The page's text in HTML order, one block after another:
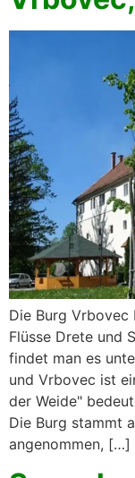
Die Burg Vrbovec
Flüsse Drete und
findet man es
und Vrbovec ist
der Weide"
Die Burg stammt
angenommen, […]